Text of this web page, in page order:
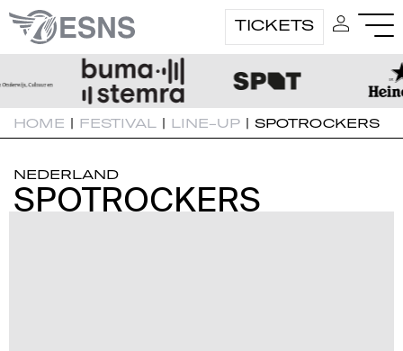
TICKETS
HOME | FESTIVAL | LINE-UP | SPOTROCKERS
NEDERLAND
SPOTROCKERS
SPOTROCKERS